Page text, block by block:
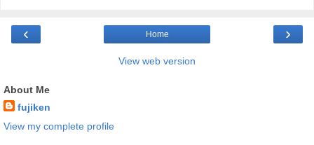
‹ ›
Home
View web version
About Me
fujiken
View my complete profile